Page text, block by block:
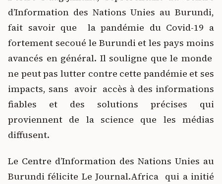
d’Information des Nations Unies au Burundi,
fait savoir que la pandémie du Covid-19 a
fortement secoué le Burundi et les pays moins
avancés en général. Il souligne que le monde
ne peut pas lutter contre cette pandémie et ses
impacts, sans avoir accès à des informations
fiables et des solutions précises qui
proviennent de la science que les médias
diffusent.
Le Centre d’Information des Nations Unies au
Burundi félicite Le Journal.Africa qui a initié